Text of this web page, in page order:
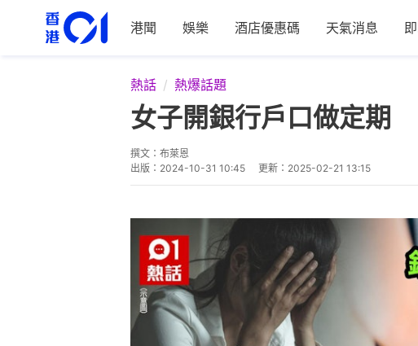
港聞 娛樂 酒店優惠碼 天氣消息
熱話 熱爆話題
女子開銀行戶口做定
撰文： 布萊恩
出版： 2024-10-31 10:45 更新： 2025-02-21 13:15